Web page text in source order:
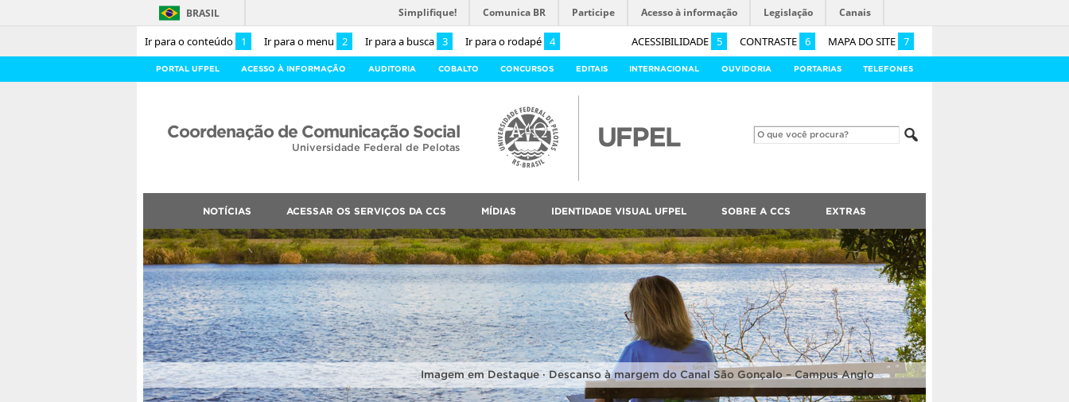
Ir para o conteúdo 1 Ir para o menu 2 Ir para a busca 3 Ir para o rodapé 4 ACESSIBILIDADE 5 CONTRASTE 6 MAPA DO SITE 7
BRASIL Simplifique! Comunica BR Participe Acesso à informação Legislação Canais
PORTAL UFPEL ACESSO À INFORMAÇÃO AUDITORIA COBALTO CONCURSOS EDITAIS INTERNACIONAL OUVIDORIA PORTARIAS TELEFONES
Coordenação de Comunicação Social
Universidade Federal de Pelotas
NOTÍCIAS ACESSAR OS SERVIÇOS DA CCS MÍDIAS IDENTIDADE VISUAL UFPEL SOBRE A CCS EXTRAS
Imagem em Destaque · Descanso à margem do Canal São Gonçalo – Campus Anglo